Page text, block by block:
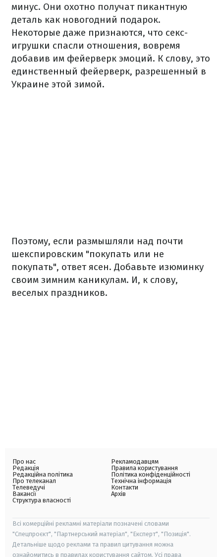
минус. Они охотно получат пикантную
деталь как новогодний подарок.
Некоторые даже признаются, что секс-
игрушки спасли отношения, вовремя
добавив им фейерверк эмоций. К слову, это
единственный фейерверк, разрешенный в
Украине этой зимой.
Поэтому, если размышляли над почти
шекспировским "покупать или не
покупать", ответ ясен. Добавьте изюминку
своим зимним каникулам. И, к слову,
веселых праздников.
Про нас
Редакція
Редакційна політика
Про телеканал
Телеведучі
Вакансії
Структура власності
Рекламодавцям
Правила користування
Політика конфіденційності
Технічна інформація
Контакти
Архів
Всі комерційні рекламні матеріали позначені словами
"Спецпроєкт", "Партнерський матеріал", "Експерт", "Позиція".
Детальніше щодо реклами та правил цитування можна
ознайомитись в правилах користування сайтом. Усі права